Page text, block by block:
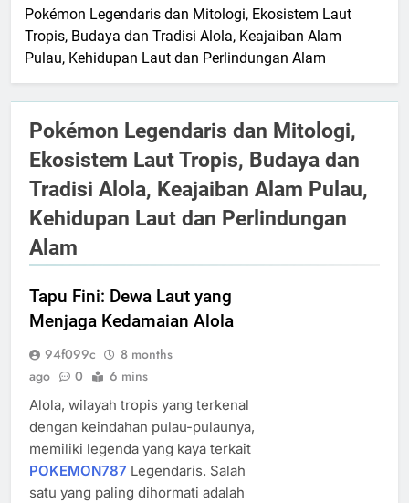
Pokémon Legendaris dan Mitologi, Ekosistem Laut
Tropis, Budaya dan Tradisi Alola, Keajaiban Alam
Pulau, Kehidupan Laut dan Perlindungan Alam
Pokémon Legendaris dan Mitologi,
Ekosistem Laut Tropis, Budaya dan
Tradisi Alola, Keajaiban Alam Pulau,
Kehidupan Laut dan Perlindungan
Alam
Tapu Fini: Dewa Laut yang
Menjaga Kedamaian Alola
94f099c
8 months
ago
0 6 mins
Alola, wilayah tropis yang terkenal
dengan keindahan pulau-pulaunya,
memiliki legenda yang kaya terkait
POKEMON787 Legendaris. Salah
satu yang paling dihormati adalah